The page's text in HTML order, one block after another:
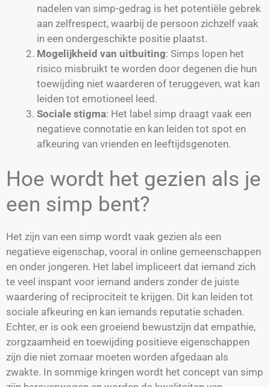
nadelen van simp-gedrag is het potentiële gebrek
aan zelfrespect, waarbij de persoon zichzelf vaak
in een ondergeschikte positie plaatst.
Mogelijkheid van uitbuiting: Simps lopen het
risico misbruikt te worden door degenen die hun
toewijding niet waarderen of teruggeven, wat kan
leiden tot emotioneel leed.
Sociale stigma: Het label simp draagt vaak een
negatieve connotatie en kan leiden tot spot en
afkeuring van vrienden en leeftijdsgenoten.
Hoe wordt het gezien als je
een simp bent?
Het zijn van een simp wordt vaak gezien als een
negatieve eigenschap, vooral in online gemeenschappen
en onder jongeren. Het label impliceert dat iemand zich
te veel inspant voor iemand anders zonder de juiste
waardering of reciprociteit te krijgen. Dit kan leiden tot
sociale afkeuring en kan iemands reputatie schaden.
Echter, er is ook een groeiend bewustzijn dat empathie,
zorgzaamheid en toewijding positieve eigenschappen
zijn die niet zomaar moeten worden afgedaan als
zwakte. In sommige kringen wordt het concept van simp